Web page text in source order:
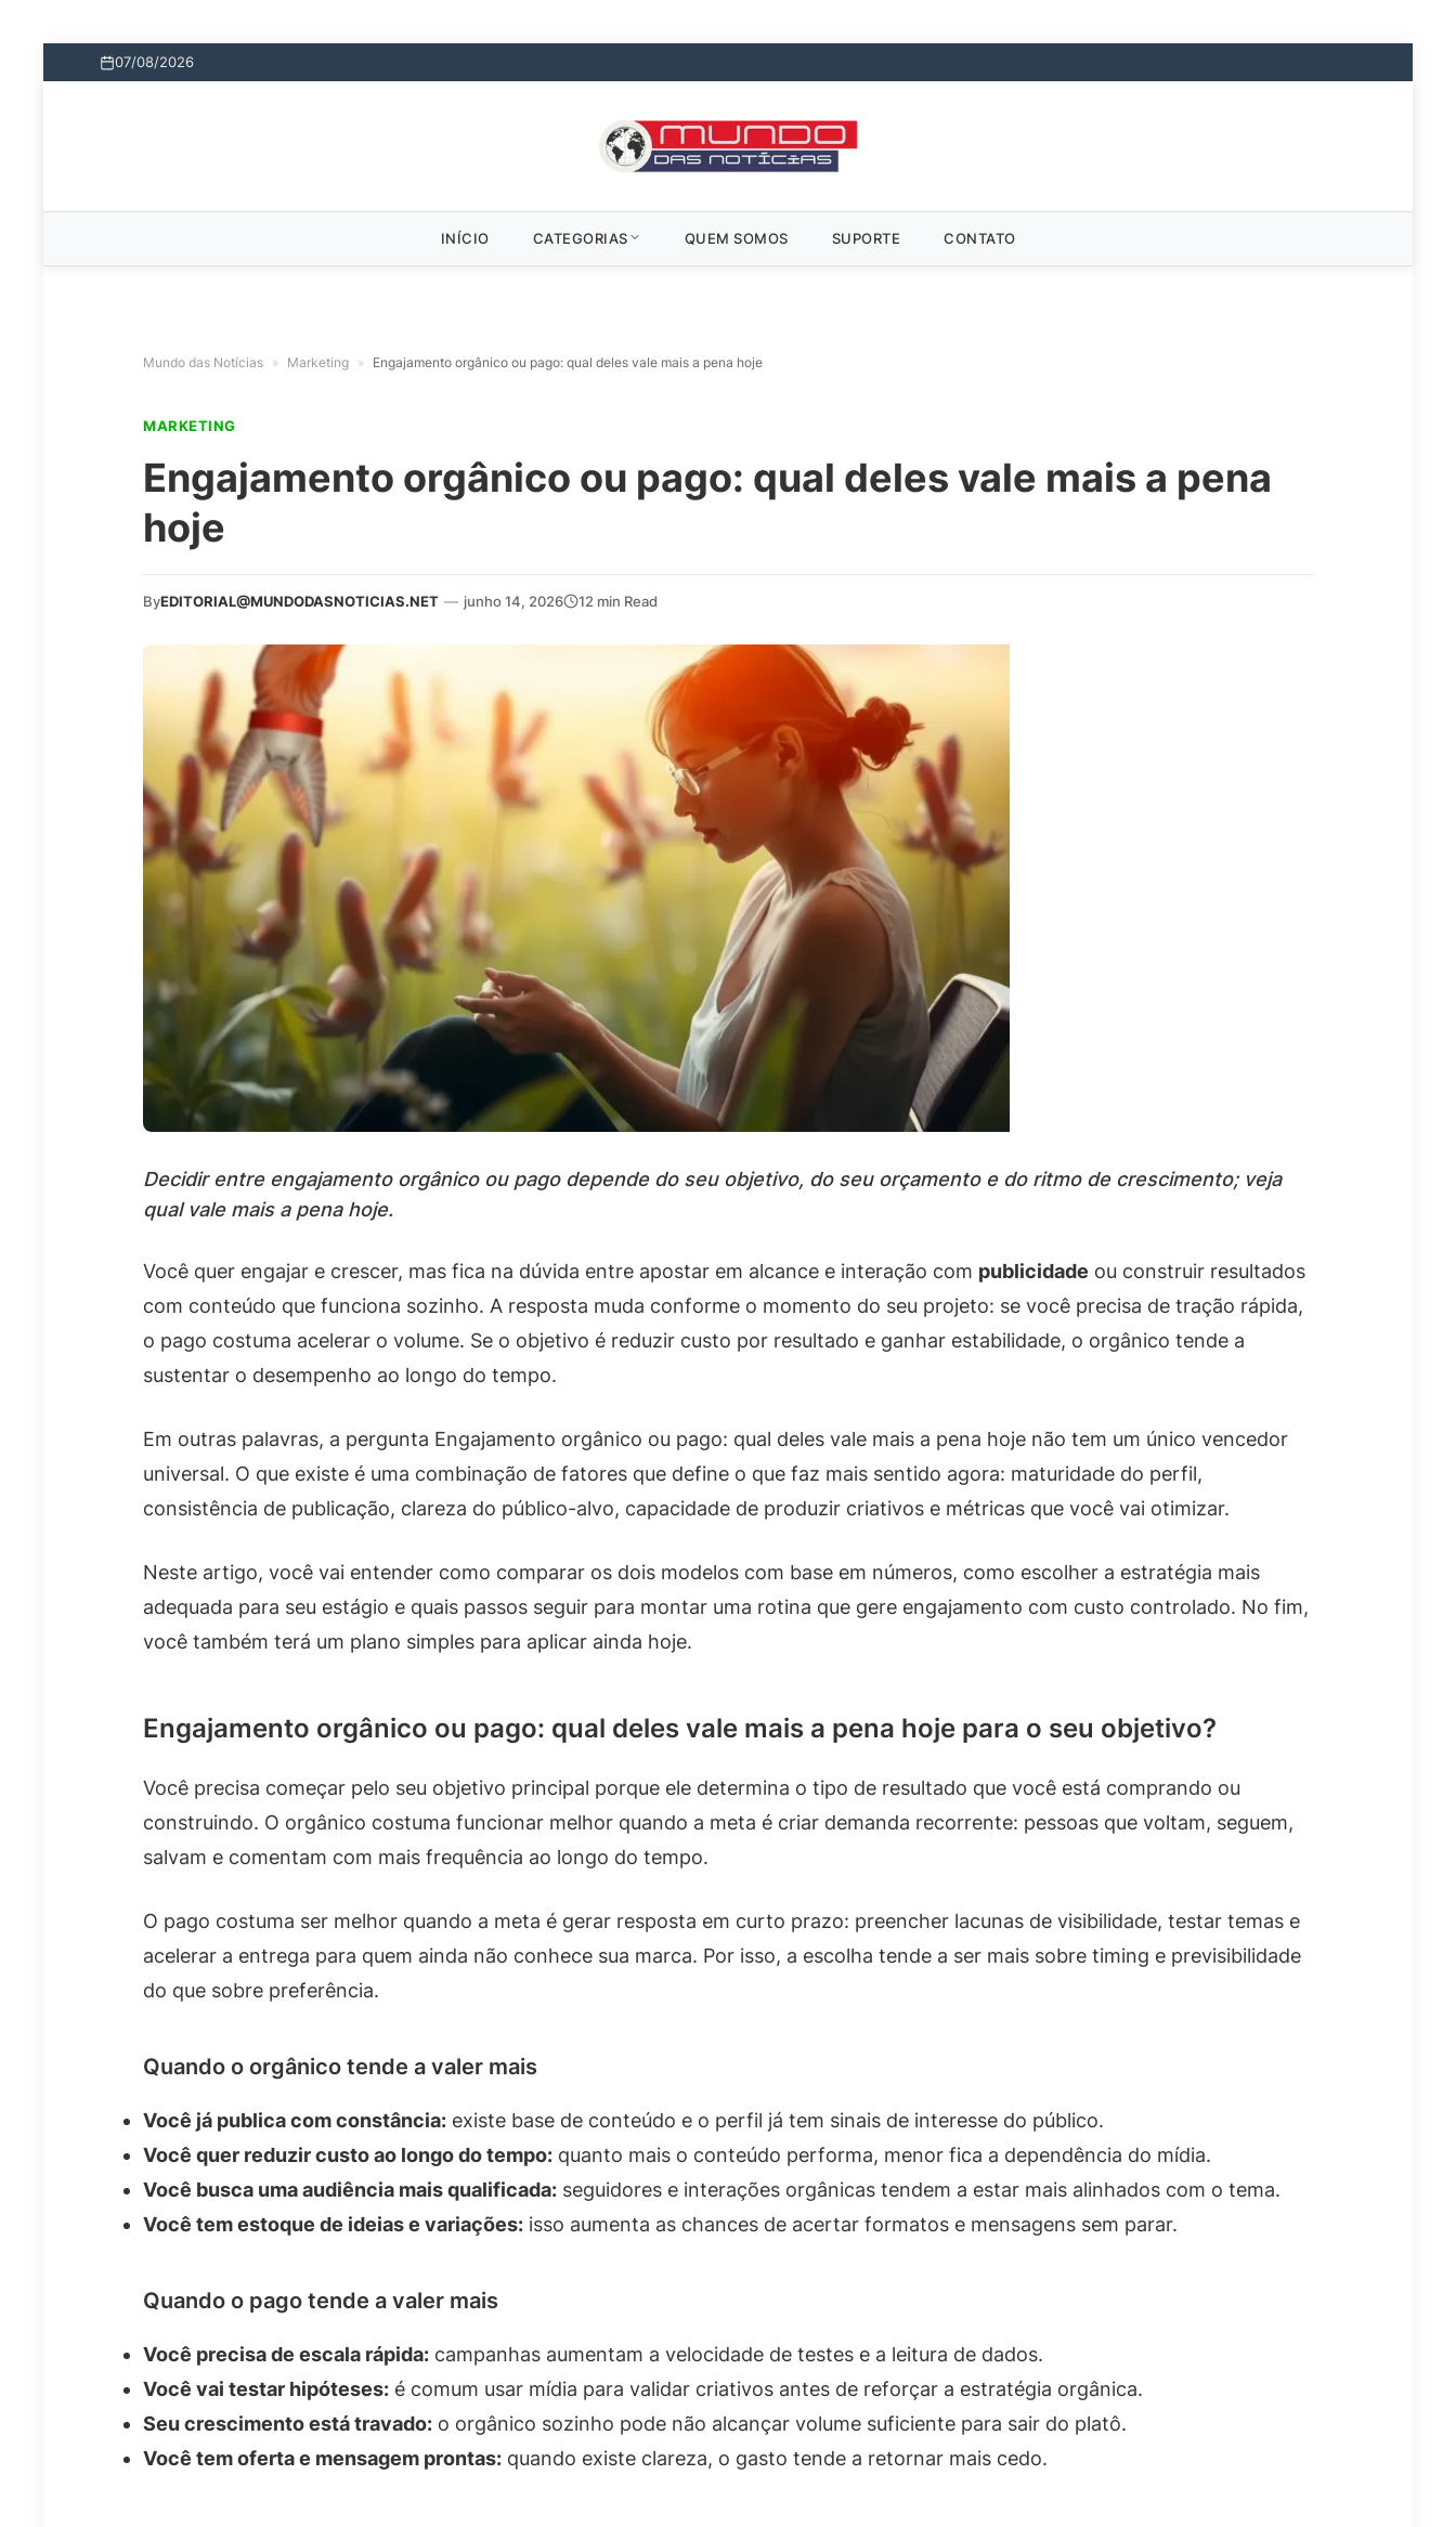
07/08/2026
INÍCIO CATEGORIAS QUEM SOMOS SUPORTE CONTATO
Mundo das Notícias » Marketing » Engajamento orgânico ou pago: qual deles vale mais a pena hoje
MARKETING
Engajamento orgânico ou pago: qual deles vale mais a pena
hoje
ByEDITORIAL@MUNDODASNOTICIAS.NET — junho 14, 2026 12 min Read
Decidir entre engajamento orgânico ou pago depende do seu objetivo, do seu orçamento e do ritmo de crescimento; veja
qual vale mais a pena hoje.
Você quer engajar e crescer, mas fica na dúvida entre apostar em alcance e interação com publicidade ou construir resultados
com conteúdo que funciona sozinho. A resposta muda conforme o momento do seu projeto: se você precisa de tração rápida,
o pago costuma acelerar o volume. Se o objetivo é reduzir custo por resultado e ganhar estabilidade, o orgânico tende a
sustentar o desempenho ao longo do tempo.
Em outras palavras, a pergunta Engajamento orgânico ou pago: qual deles vale mais a pena hoje não tem um único vencedor
universal. O que existe é uma combinação de fatores que define o que faz mais sentido agora: maturidade do perfil,
consistência de publicação, clareza do público-alvo, capacidade de produzir criativos e métricas que você vai otimizar.
Neste artigo, você vai entender como comparar os dois modelos com base em números, como escolher a estratégia mais
adequada para seu estágio e quais passos seguir para montar uma rotina que gere engajamento com custo controlado. No fim,
você também terá um plano simples para aplicar ainda hoje.
Engajamento orgânico ou pago: qual deles vale mais a pena hoje para o seu objetivo?
Você precisa começar pelo seu objetivo principal porque ele determina o tipo de resultado que você está comprando ou
construindo. O orgânico costuma funcionar melhor quando a meta é criar demanda recorrente: pessoas que voltam, seguem,
salvam e comentam com mais frequência ao longo do tempo.
O pago costuma ser melhor quando a meta é gerar resposta em curto prazo: preencher lacunas de visibilidade, testar temas e
acelerar a entrega para quem ainda não conhece sua marca. Por isso, a escolha tende a ser mais sobre timing e previsibilidade
do que sobre preferência.
Quando o orgânico tende a valer mais
Você já publica com constância: existe base de conteúdo e o perfil já tem sinais de interesse do público.
Você quer reduzir custo ao longo do tempo: quanto mais o conteúdo performa, menor fica a dependência do mídia.
Você busca uma audiência mais qualificada: seguidores e interações orgânicas tendem a estar mais alinhados com o tema.
Você tem estoque de ideias e variações: isso aumenta as chances de acertar formatos e mensagens sem parar.
Quando o pago tende a valer mais
Você precisa de escala rápida: campanhas aumentam a velocidade de testes e a leitura de dados.
Você vai testar hipóteses: é comum usar mídia para validar criativos antes de reforçar a estratégia orgânica.
Seu crescimento está travado: o orgânico sozinho pode não alcançar volume suficiente para sair do platô.
Você tem oferta e mensagem prontas: quando existe clareza, o gasto tende a retornar mais cedo.